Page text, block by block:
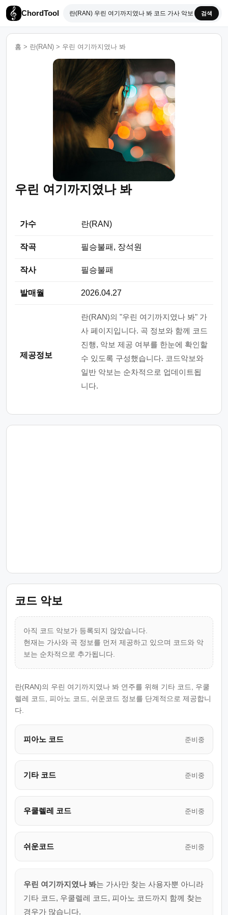
ChordTool 검색
홈 > 란(RAN) > 우린 여기까지였나 봐
우린 여기까지였나 봐
가수 란(RAN)
작곡 필승불패, 장석원
작사 필승불패
발매월 2026.04.27
제공정보
란(RAN)의 "우린 여기까지였나 봐" 가
사 페이지입니다. 곡 정보와 함께 코드
진행, 악보 제공 여부를 한눈에 확인할
수 있도록 구성했습니다. 코드악보와
일반 악보는 순차적으로 업데이트됩
니다.
코드 악보
아직 코드 악보가 등록되지 않았습니다.
현재는 가사와 곡 정보를 먼저 제공하고 있으며 코드와 악
보는 순차적으로 추가됩니다.
란(RAN)의 우린 여기까지였나 봐 연주를 위해 기타 코드, 우쿨
렐레 코드, 피아노 코드, 쉬운코드 정보를 단계적으로 제공합니
다.
피아노 코드 준비중
기타 코드 준비중
우쿨렐레 코드 준비중
쉬운코드 준비중
우린 여기까지였나 봐는 가사만 찾는 사용자뿐 아니라
기타 코드, 우쿨렐레 코드, 피아노 코드까지 함께 찾는
경우가 많습니다.